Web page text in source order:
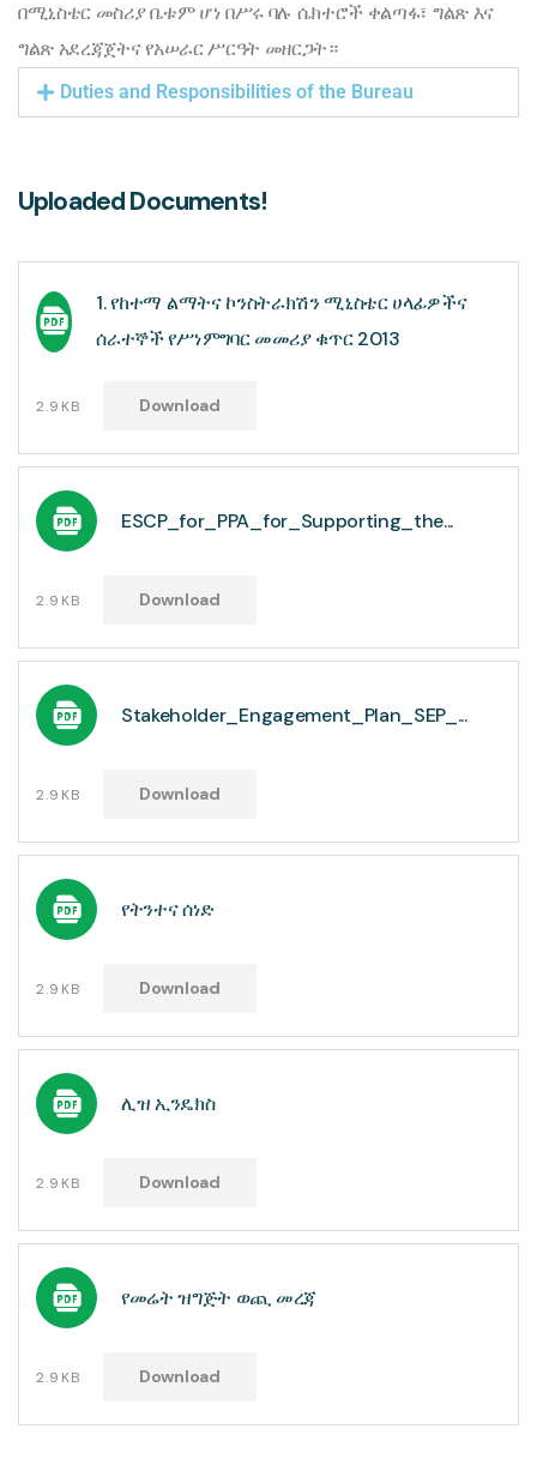
በሚኒስቴር መስሪያ ቤቱም ሆነ በሥሩ ባሉ ሴክተሮች ቀልጣፋ፣ ግልጽ እና
ግልጽ አደረጃጀትና የአሠራር ሥርዓት መዘርጋት።
Duties and Responsibilities of the Bureau
Uploaded Documents!
1. የከተማ ልማትና ኮንስትራክሽን ሚኒስቴር ሀላፊዎችና
ሰራተኞች የሥነምግባር መመሪያ ቁጥር 2013
2.9KB Download
ESCP_for_PPA_for_Supporting_the...
2.9KB Download
Stakeholder_Engagement_Plan_SEP_...
2.9KB Download
የትንተና ሰነድ
2.9KB Download
ሊዝ ኢንዴክስ
2.9KB Download
የመሬት ዝግጅት ወጪ መረጃ
2.9KB Download